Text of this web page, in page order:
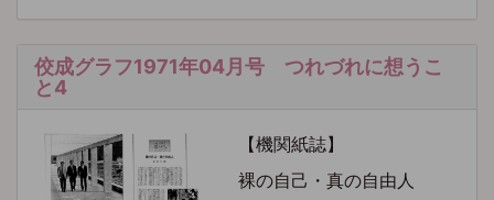
佼成グラフ1971年04月号 つれづれに想うこ
と4
【機関紙誌】
裸の自己・真の自由人